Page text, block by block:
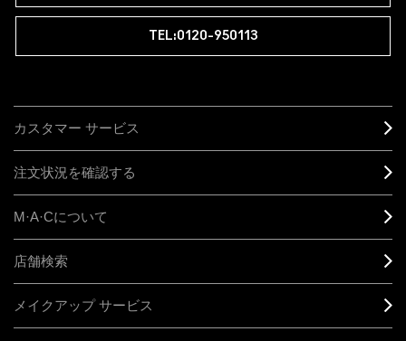
TEL:0120-950113
カスタマー サービス
注文状況を確認する
M·A·Cについて
店舗検索
メイクアップ サービス